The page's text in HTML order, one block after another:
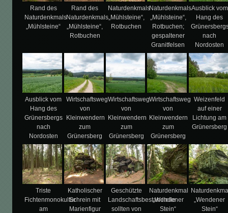
Rand des
Naturdenkmals
„Mühlsteine“
Rand des
Naturdenkmals
„Mühlsteine“,
Rotbuchen
Naturdenkmals
„Mühlsteine“,
Rotbuchen
Naturdenkmals
„Mühlsteine“,
Rotbuchen;
gespaltener
Granitfelsen
Ausblick vom
Hang des
nach
Nordosten
Ausblick vom
Hang des
Grünersbergs
nach
Nordosten
Wirtschaftsweg
von
Kleinwendern
zum
Grünersberg
Wirtschaftsweg
von
Kleinwendern
zum
Grünersberg
Wirtschaftsweg
von
Kleinwendern
zum
Grünersberg
Weizenfeld
auf einer
Lichtung am
Grünersberg
Triste
Fichtenmonokultur
am
Katholischer
Schrein mit
Marienfigur
Geschützte
Landschaftsbestandteile
sollten von
Naturdenkmal
„Wendener
Stein“
„Wendener
Stein“